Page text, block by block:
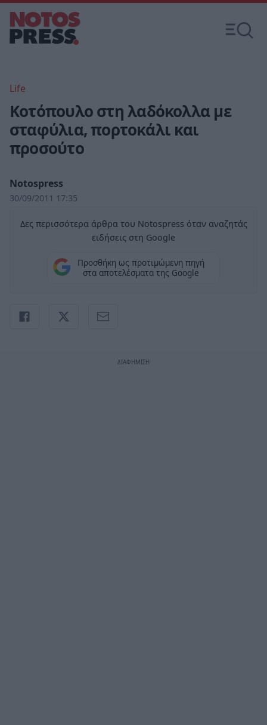
Life
Κοτόπουλο στη λαδόκολλα με
σταφύλια, πορτοκάλι και
προσούτο
Notospress
30/09/2011 17:35
Δες περισσότερα άρθρα του Notospress όταν αναζητάς
ειδήσεις στη Google
Προσθήκη ως προτιμώμενη πηγή
στα αποτελέσματα της Google